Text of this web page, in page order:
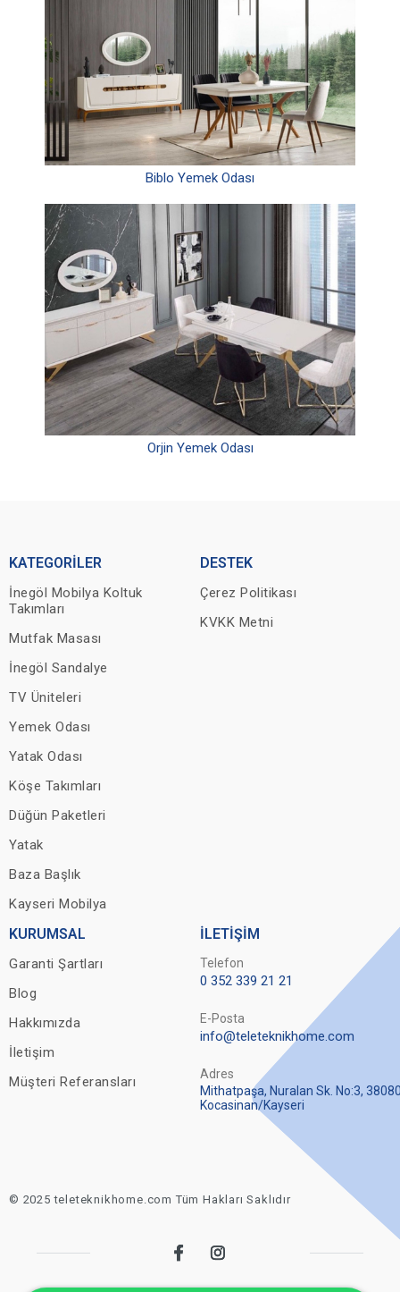
Biblo Yemek Odası
Orjin Yemek Odası
KATEGORİLER
İnegöl Mobilya Koltuk
Takımları
Mutfak Masası
İnegöl Sandalye
TV Üniteleri
Yemek Odası
Yatak Odası
Köşe Takımları
Düğün Paketleri
Yatak
Baza Başlık
Kayseri Mobilya
DESTEK
Çerez Politikası
KVKK Metni
KURUMSAL
Garanti Şartları
Blog
Hakkımızda
İletişim
Müşteri Referansları
İLETİŞİM
Telefon
0 352 339 21 21
E-Posta
info@teleteknikhome.com
Adres
Mithatpaşa, Nuralan Sk. No:3,
Kocasinan/Kayseri
© 2025 teleteknikhome.com Tüm Hakları Saklıdır